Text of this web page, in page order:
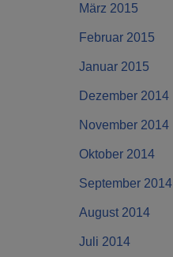
März 2015
Februar 2015
Januar 2015
Dezember 2014
November 2014
Oktober 2014
September 2014
August 2014
Juli 2014